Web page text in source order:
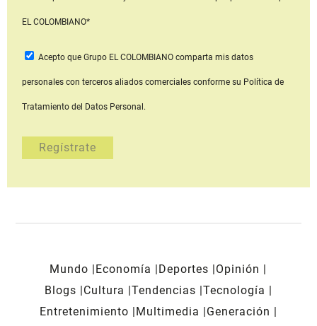
EL COLOMBIANO*
Acepto que Grupo EL COLOMBIANOcomparta mis datos
personales con terceros aliados comerciales conforme su Política de
Tratamiento del Datos Personal.
Mundo Economía Deportes
Opinión
Blogs
Cultura Tendencias Tecnología
Entretenimiento
Multimedia
Generación